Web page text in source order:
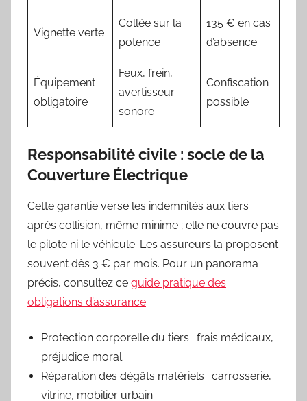
Vignette verte
Collée sur la
potence
135 € en cas
d’absence
Équipement
obligatoire
Feux, frein,
avertisseur
sonore
Confiscation
possible
Responsabilité civile : socle de la
Couverture Électrique
Cette garantie verse les indemnités aux tiers
après collision, même minime ; elle ne couvre pas
le pilote ni le véhicule. Les assureurs la proposent
souvent dès 3 € par mois. Pour un panorama
précis, consultez ce guide pratique des
obligations d’assurance.
Protection corporelle du tiers : frais médicaux,
préjudice moral.
Réparation des dégâts matériels : carrosserie,
vitrine, mobilier urbain.